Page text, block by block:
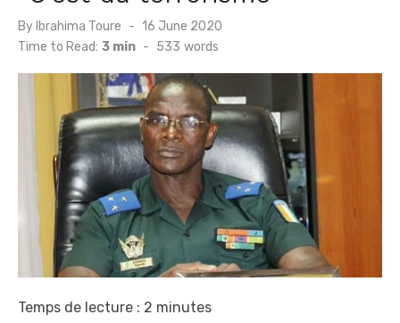
By Ibrahima Toure
Posted
16 June 2020
Time to Read: 3 min - 533 words
Temps de lecture : 2 minutes